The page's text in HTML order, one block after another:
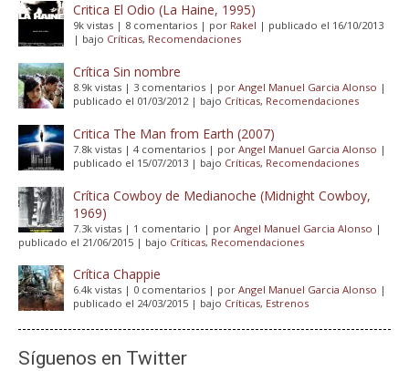
Critica El Odio (La Haine, 1995)
9k vistas | 8 comentarios | por Rakel | publicado el 16/10/2013
| bajo Críticas, Recomendaciones
Crítica Sin nombre
8.9k vistas | 3 comentarios | por Angel Manuel Garcia Alonso |
publicado el 01/03/2012| bajo Críticas, Recomendaciones
Critica The Man from Earth (2007)
7.8k vistas | 4 comentarios | por Angel Manuel Garcia Alonso |
publicado el 15/07/2013 | bajo Críticas, Recomendaciones
Crítica Cowboy de Medianoche (Midnight Cowboy,
1969)
7.3k vistas | 1 comentario | por Angel Manuel Garcia Alonso |
publicado el 21/06/2015 | bajo Críticas, Recomendaciones
Crítica Chappie
6.4k vistas | 0 comentarios | por Angel Manuel Garcia Alonso |
publicado el 24/03/2015 | bajo Críticas, Estrenos
Síguenos en Twitter